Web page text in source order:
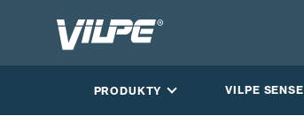
PRODUKTY VILPE SENSE